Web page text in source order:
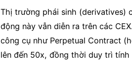
Thị trường phái sinh (derivatives)
động này vẫn diễn ra trên các
công cụ như Perpetual Contract
lên đến 50x, đồng thời duy trì